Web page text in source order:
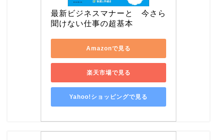
最新ビジネスマナーと　今さら
聞けない仕事の超基本
Amazonで見る
楽天市場で見る
Yahoo!ショッピングで見る